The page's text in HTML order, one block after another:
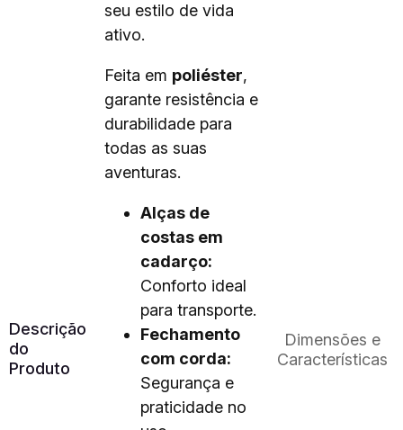
Descrição
do
Produto
seu estilo de vida
ativo.
Feita em poliéster,
garante resistência e
durabilidade para
todas as suas
aventuras.
Alças de
costas em
cadarço:
Conforto ideal
para transporte.
Fechamento
com corda:
Segurança e
praticidade no
Dimensões e
Características